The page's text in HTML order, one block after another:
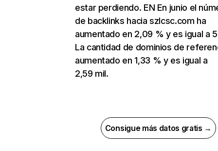
estar perdiendo. EN En junio el
de backlinks hacia szlcsc.com ha
aumentado en 2,09 % y es igual a
La cantidad de dominios de
aumentado en 1,33 % y es igual a
2,59 mil.
Consigue más datos gratis →